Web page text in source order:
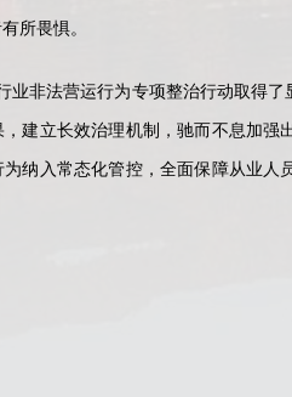
所畏惧。
非法营运行为专项整治行动取得了
建立长效治理机制，驰而不息加
纳入常态化管控，全面保障从业人